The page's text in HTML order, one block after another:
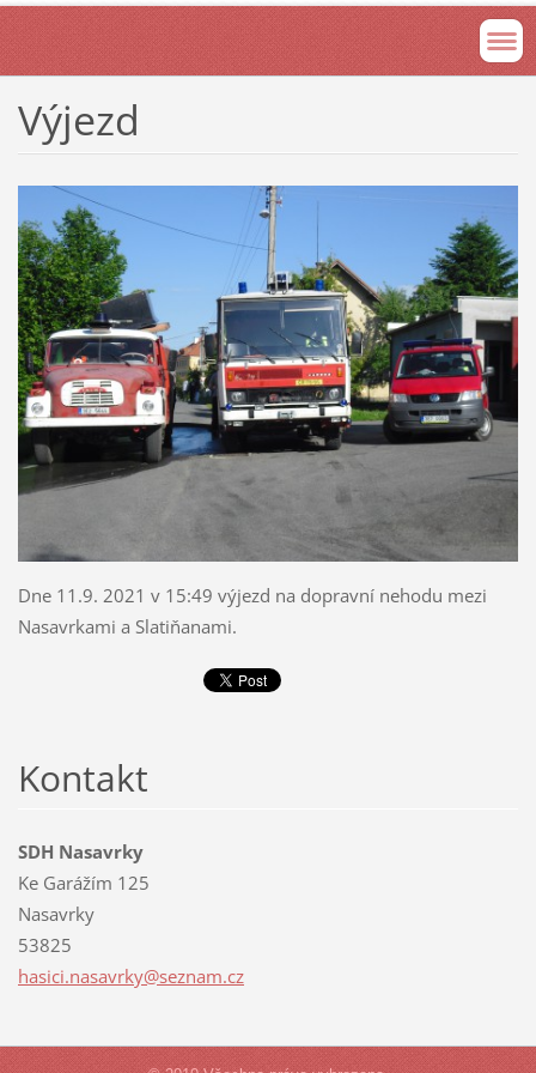
Výjezd
Dne 11.9. 2021 v 15:49 výjezd na dopravní nehodu mezi
Nasavrkami a Slatiňanami.
Kontakt
SDH Nasavrky
Ke Garážím 125
Nasavrky
53825
hasici.nasavrky@seznam.cz